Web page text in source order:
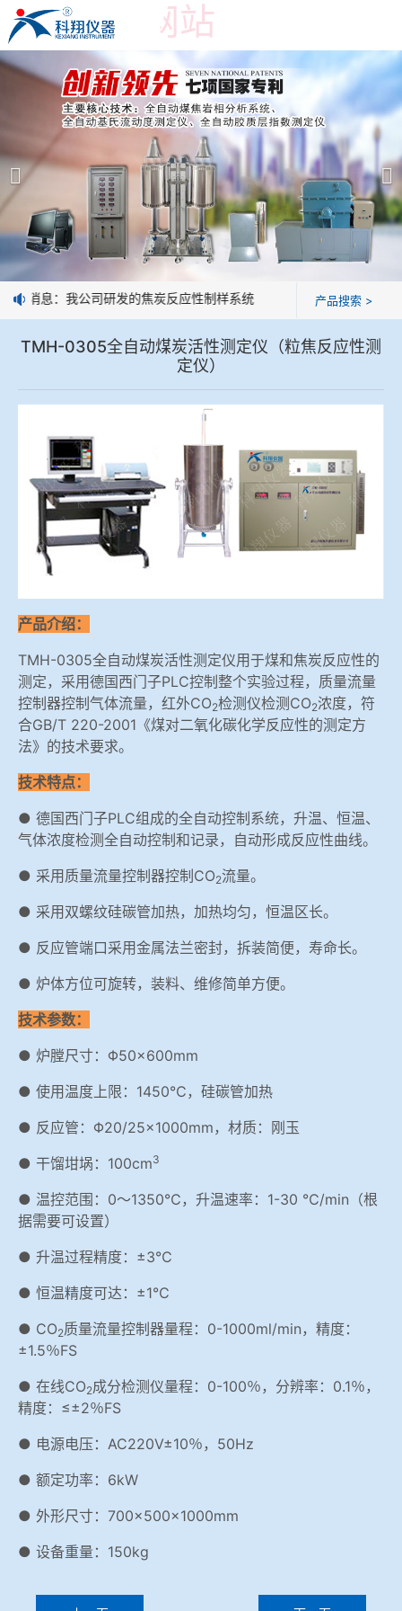
乐鱼官方网站
乐鱼官方网站-乐鱼leyu(中国)
产品展示 ＞
焦炭高温性能检测系统
焦化行业检测及优化配煤设备
球团矿/烧结矿/块矿高温冶金性能检测系统
烧结/球团优化配矿研究设备
冶金渣、保护渣等高温物性检测设备
冶金石灰活性度测定仪
矿石、焦炭物理检测及制样设备
工业分析、测硫仪等
公司简介
乐鱼官方网站
企业业绩
技术交流
视频观赏
标准下载
企业荣誉
联系我们
好消息：我公司研发的焦炭反应性制样系统，全部制样过程机械化操
产品搜索 >
TMH-0305全自动煤炭活性测定仪（粒焦反应性测
定仪）
产品介绍：
TMH-0305全自动煤炭活性测定仪用于煤和焦炭反应性的
测定，采用德国西门子PLC控制整个实验过程，质量流量
控制器控制气体流量，红外CO2检测仪检测CO2浓度，符
合GB/T 220-2001《煤对二氧化碳化学反应性的测定方
法》的技术要求。
技术特点：
● 德国西门子PLC组成的全自动控制系统，升温、恒温、
气体浓度检测全自动控制和记录，自动形成反应性曲线。
● 采用质量流量控制器控制CO2流量。
● 采用双螺纹硅碳管加热，加热均匀，恒温区长。
● 反应管端口采用金属法兰密封，拆装简便，寿命长。
● 炉体方位可旋转，装料、维修简单方便。
技术参数：
● 炉膛尺寸：Φ50×600mm
● 使用温度上限：1450℃，硅碳管加热
● 反应管：Φ20/25×1000mm，材质：刚玉
● 干馏坩埚：100cm3
● 温控范围：0～1350℃，升温速率：1-30 ℃/min（根
据需要可设置）
● 升温过程精度：±3℃
● 恒温精度可达：±1℃
● CO2质量流量控制器量程：0-1000ml/min，精度：
±1.5％FS
● 在线CO2成分检测仪量程：0-100％，分辨率：0.1％，
精度：≤±2％FS
● 电源电压：AC220V±10％，50Hz
● 额定功率：6kW
● 外形尺寸：700×500×1000mm
● 设备重量：150kg